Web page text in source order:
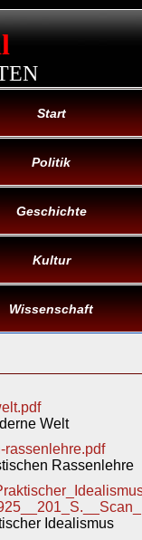
Start
Politik
Geschichte
Kultur
Wissenschaft
Welt
rassenlehre.pdf
Rassenlehre
Idealismus